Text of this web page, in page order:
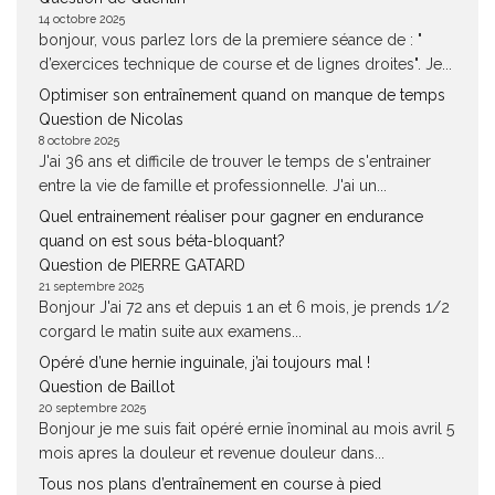
14 octobre 2025
bonjour, vous parlez lors de la premiere séance de : "
d’exercices technique de course et de lignes droites". Je...
Optimiser son entraînement quand on manque de temps
Question de Nicolas
8 octobre 2025
J'ai 36 ans et difficile de trouver le temps de s'entrainer
entre la vie de famille et professionnelle. J'ai un...
Quel entrainement réaliser pour gagner en endurance
quand on est sous béta-bloquant?
Question de PIERRE GATARD
21 septembre 2025
Bonjour J'ai 72 ans et depuis 1 an et 6 mois, je prends 1/2
corgard le matin suite aux examens...
Opéré d’une hernie inguinale, j’ai toujours mal !
Question de Baillot
20 septembre 2025
Bonjour je me suis fait opéré ernie înominal au mois avril 5
mois apres la douleur et revenue douleur dans...
Tous nos plans d’entraînement en course à pied